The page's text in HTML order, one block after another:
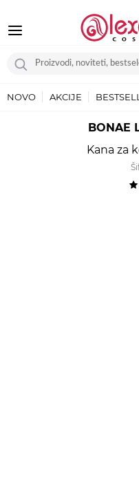
NOVO AKCIJE
BONAE
Kana za